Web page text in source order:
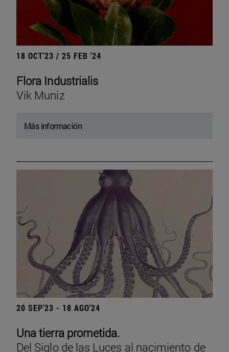
18 OCT'23 / 25 FEB '24
Flora Industrialis
Vik Muniz
Más información
20 SEP'23 - 18 AGO'24
Una tierra prometida.
Del Siglo de las Luces al nacimiento de